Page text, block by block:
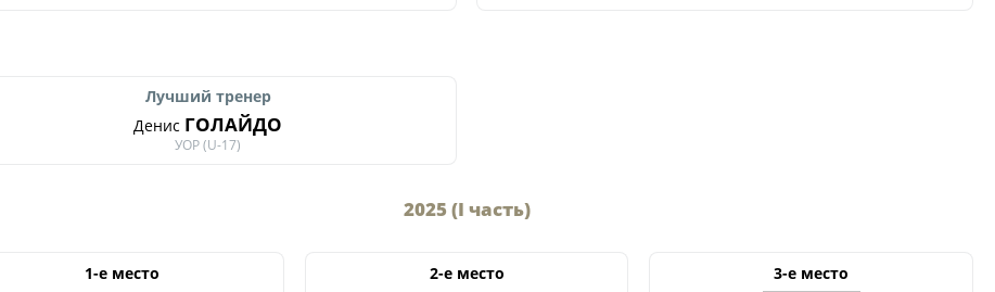
Лучший тренер
Денис ГОЛАЙДО
УОР (U-17)
2025 (I часть)
1-е место 2-е место 3-е место